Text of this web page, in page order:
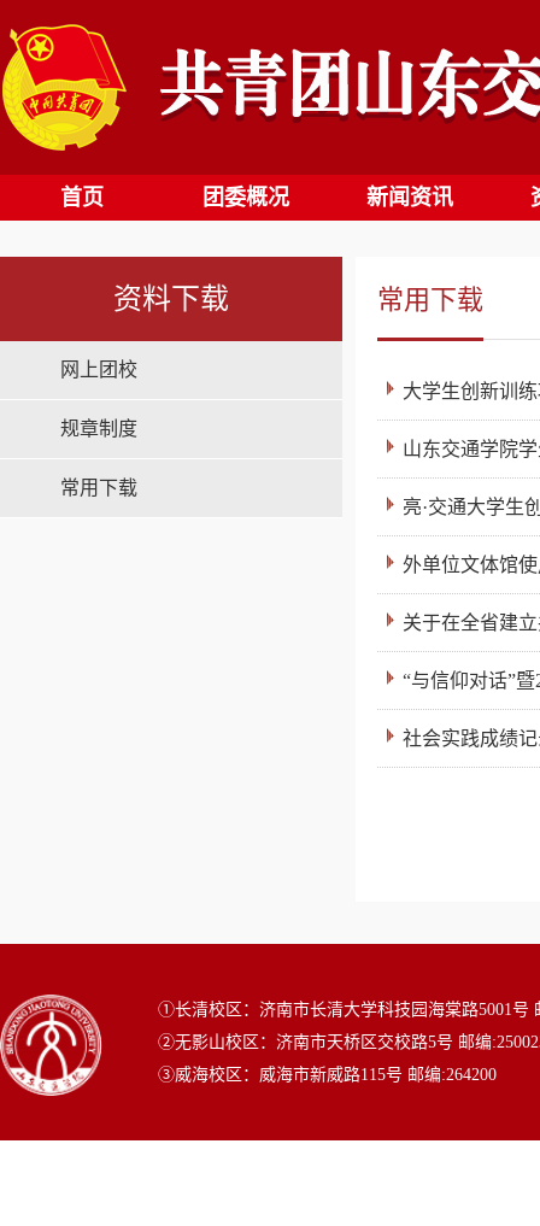
首页 团委概况 新闻资讯
资料下载
网上团校
规章制度
常用下载
常用下载
大学生创新训
山东交通学院
亮·交通大学生
外单位文体馆
关于在全省建
“与信仰对话”
社会实践成绩
①长清校区：济南市长清大学科技园海棠路5001号
②无影山校区：济南市天桥区交校路5号 邮编
③威海校区：威海市新威路115号 邮编:264200